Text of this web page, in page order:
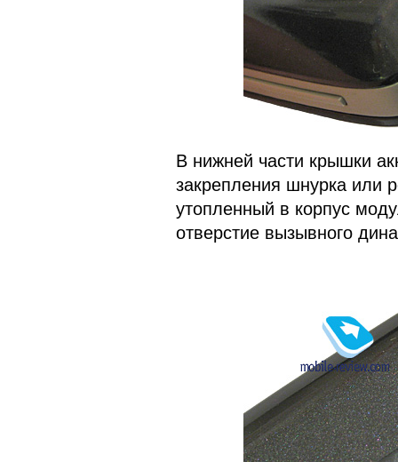
В нижней части крышки
закрепления шнурка или
утопленный в корпус
отверстие вызывного